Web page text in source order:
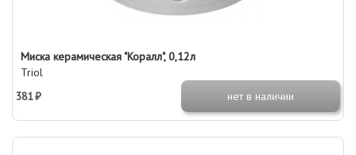
Миска керамическая "Коралл", 0,12л
Triol
381 ₽
нет в наличии